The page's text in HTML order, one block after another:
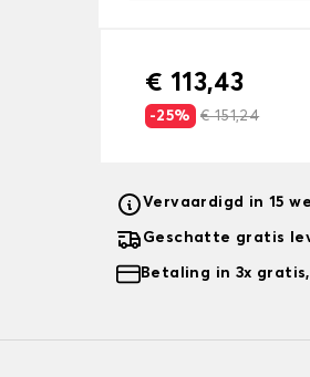
€ 113,43
-25% € 151,24
Vervaardigd in 15
Geschatte gratis
Betaling in 3x